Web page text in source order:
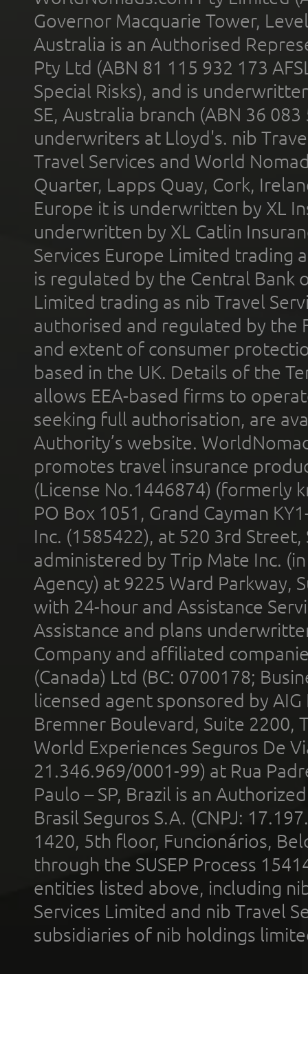
Governor Macquarie Tower,
Australia is an Authorised
Pty Ltd (ABN 81 115 932 173
Special Risks), and is
SE, Australia branch (ABN 36
underwriters at Lloyd's. nib
Travel Services and World
Quarter, Lapps Quay, Cork,
Europe it is underwritten by XL
underwritten by XL Catlin
Services Europe Limited trading
is regulated by the Central Bank
Limited trading as nib Travel
authorised and regulated by the
and extent of consumer
based in the UK. Details of the
allows EEA-based firms to
seeking full authorisation, are
Authority’s website.
promotes travel insurance
(License No.1446874) (formerly
PO Box 1051, Grand Cayman
Inc. (1585422), at 520 3rd
administered by Trip Mate Inc.
Agency) at 9225 Ward Parkway,
with 24-hour and Assistance
Assistance and plans
Company and affiliated
(Canada) Ltd (BC: 0700178;
licensed agent sponsored by
Bremner Boulevard, Suite 2200,
World Experiences Seguros De
21.346.969/0001-99) at Rua
Paulo – SP, Brazil is an
Brasil Seguros S.A. (CNPJ:
1420, 5th floor, Funcionários,
through the SUSEP Process
entities listed above, including
Services Limited and nib Travel
subsidiaries of nib holdings